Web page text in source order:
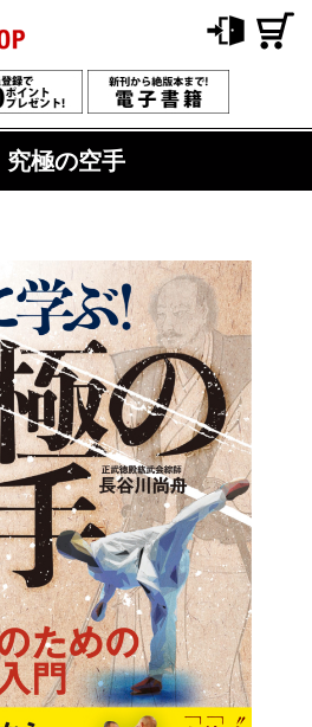
極の空手